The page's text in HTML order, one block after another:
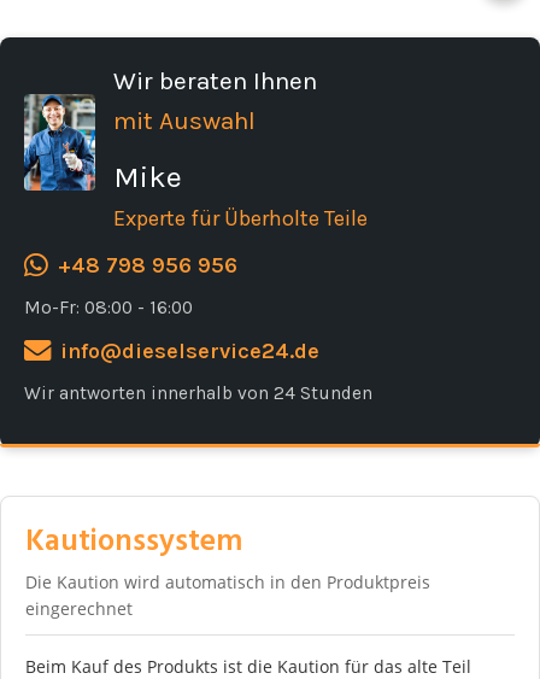
Wir beraten Ihnen
mit Auswahl
Mike
Experte für Überholte Teile
+48 798 956 956
Mo-Fr: 08:00 - 16:00
info@dieselservice24.de
Wir antworten innerhalb von 24 Stunden
Kautionssystem
Die Kaution wird automatisch in den Produktpreis
eingerechnet
Beim Kauf des Produkts ist die Kaution für das alte Teil